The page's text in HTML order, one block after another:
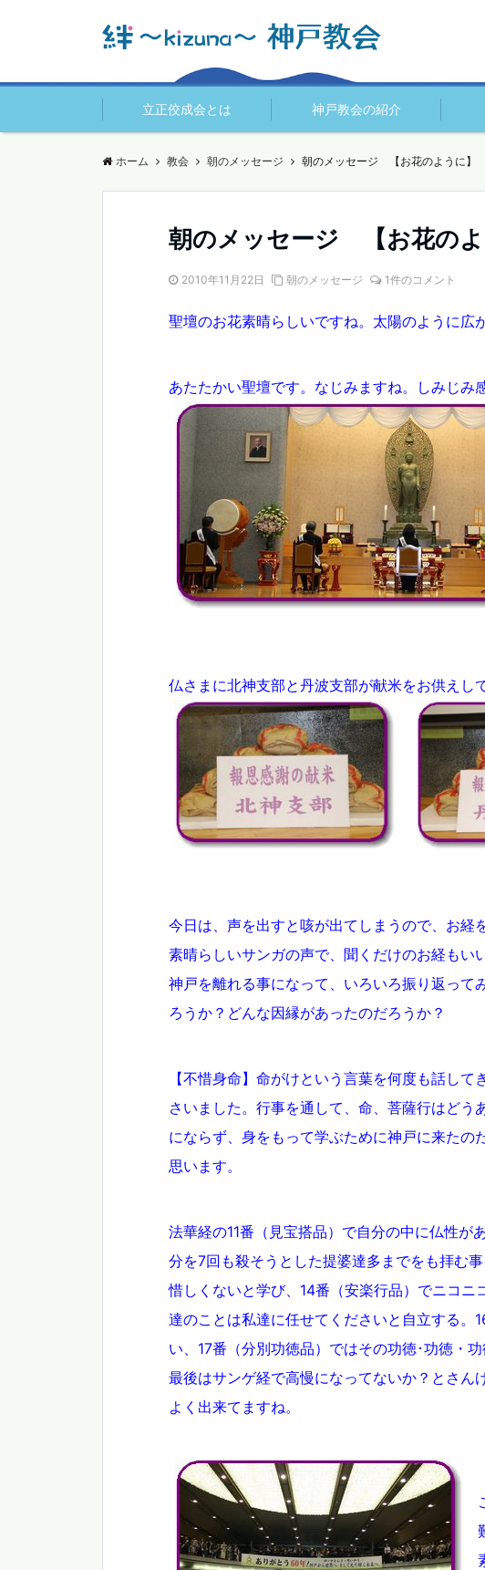
立正佼成会とは 神戸教会の紹介
ホーム 教会 朝のメッセージ 朝のメッセージ 【お花のように】
朝のメッセージ 【お花のよ
2010年11月22日 朝のメッセージ 1件のコメント
聖壇のお花素晴らしいですね。太陽のように広
あたたかい聖壇です。なじみますね。しみじみ
仏さまに北神支部と丹波支部が献米をお供えし
今日は、声を出すと咳が出てしまうので、お経
素晴らしいサンガの声で、聞くだけのお経もい
神戸を離れる事になって、いろいろ振り返って
ろうか？どんな因縁があったのだろうか？
【不惜身命】命がけという言葉を何度も話し
さいました。行事を通して、命、菩薩行はどう
にならず、身をもって学ぶために神戸に来たの
思います。
法華経の11番（見宝搭品）で自分の中に仏性が
分を7回も殺そうとした提婆達多までをも拝む
惜しくないと学び、14番（安楽行品）でニコ
達のことは私達に任せてくださいと自立する。
い、17番（分別功徳品）ではその功徳･功徳・
最後はサンゲ経で高慢になってないか？とさん
よく出来てますね。